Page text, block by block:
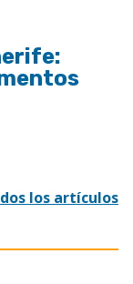
los artículos